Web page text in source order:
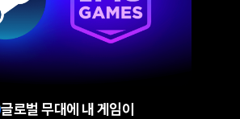
글로벌 무대에 내 게임이